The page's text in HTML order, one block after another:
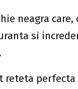
neagra care,
si
reteta